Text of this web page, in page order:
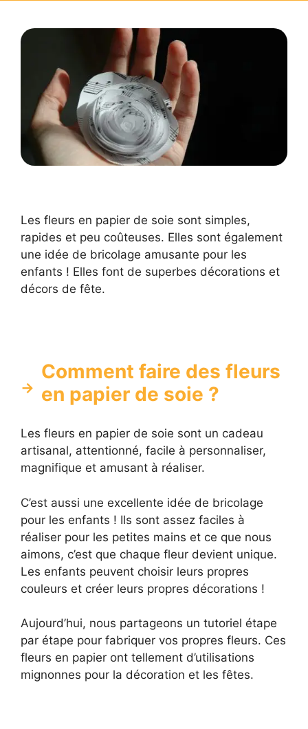
Les fleurs en papier de soie sont simples,
rapides et peu coûteuses. Elles sont également
une idée de bricolage amusante pour les
enfants ! Elles font de superbes décorations et
décors de fête.
Comment faire des fleurs
en papier de soie ?
Les fleurs en papier de soie sont un cadeau
artisanal, attentionné, facile à personnaliser,
magnifique et amusant à réaliser.
C’est aussi une excellente idée de bricolage
pour les enfants ! Ils sont assez faciles à
réaliser pour les petites mains et ce que nous
aimons, c’est que chaque fleur devient unique.
Les enfants peuvent choisir leurs propres
couleurs et créer leurs propres décorations !
Aujourd’hui, nous partageons un tutoriel étape
par étape pour fabriquer vos propres fleurs. Ces
fleurs en papier ont tellement d’utilisations
mignonnes pour la décoration et les fêtes.